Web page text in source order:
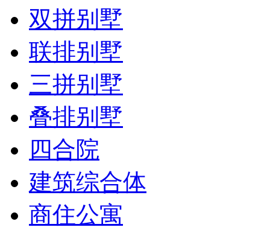
双拼别墅
联排别墅
三拼别墅
叠排别墅
四合院
建筑综合体
商住公寓